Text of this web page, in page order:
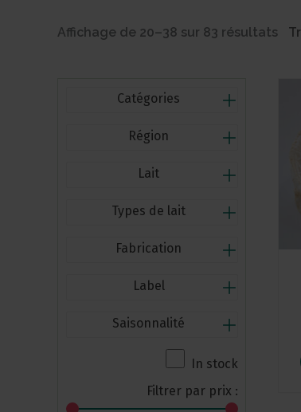
Affichage de 20–38 sur 83 résultatsTrié
Catégories
Région
Lait
Types de lait
Fabrication
Label
Saisonnalité
In stock
Filtrer par prix :